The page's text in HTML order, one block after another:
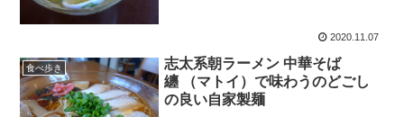
2020.11.07
食べ歩き
志太系朝ラーメン 中華そば
纏 （マトイ）で味わうのどごし
の良い自家製麺